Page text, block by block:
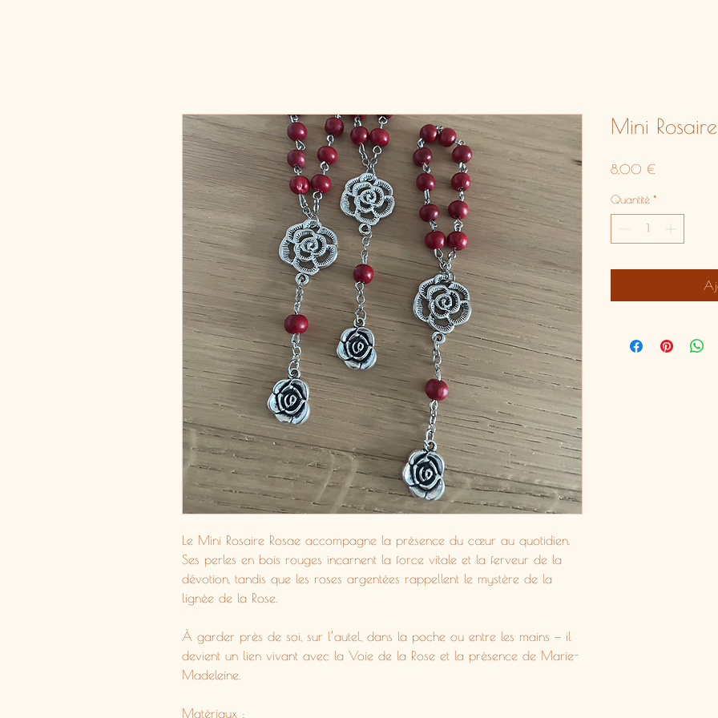
Le Mini Rosaire Rosae accompagne la présence du cœur au quotidien.
Ses perles en bois rouges incarnent la force vitale et la ferveur de la
dévotion, tandis que les roses argentées rappellent le mystère de la
lignée de la Rose.
À garder près de soi, sur l’autel, dans la poche ou entre les mains — il
devient un lien vivant avec la Voie de la Rose et la présence de Marie-
Madeleine.
Matériaux :
Mini
8,00 €Prix
Quantité *